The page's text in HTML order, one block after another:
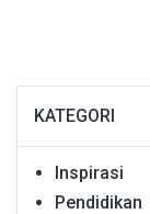
KATEGORI
Inspirasi
Pendidikan